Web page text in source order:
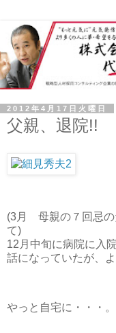
2012年4月17日火曜日
父親、退院!!
(3月 母親の７回忌の
て)
12月中旬に病院に入
話になっていたが、
やっと自宅に・・・。